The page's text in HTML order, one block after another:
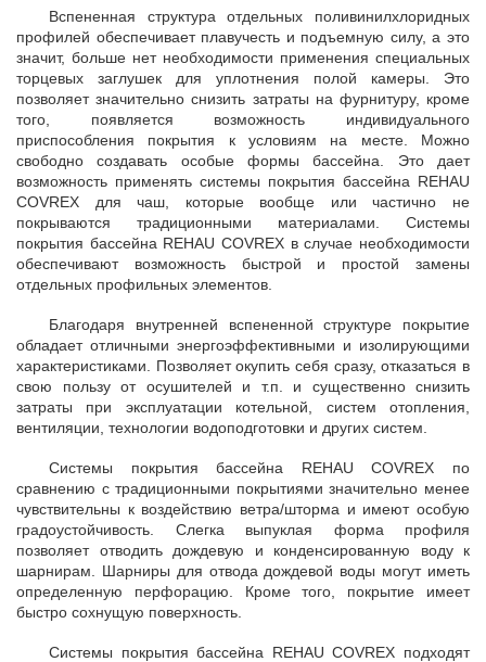
Вспененная структура отдельных поливинилхлоридных
профилей обеспечивает плавучесть и подъемную силу, а это
значит, больше нет необходимости применения специальных
торцевых заглушек для уплотнения полой камеры. Это
позволяет значительно снизить затраты на фурнитуру, кроме
того, появляется возможность индивидуального
приспособления покрытия к условиям на месте. Можно
свободно создавать особые формы бассейна. Это дает
возможность применять системы покрытия бассейна REHAU
COVREX для чаш, которые вообще или частично не
покрываются традиционными материалами. Системы
покрытия бассейна REHAU COVREX в случае необходимости
обеспечивают возможность быстрой и простой замены
отдельных профильных элементов.
Благодаря внутренней вспененной структуре покрытие
обладает отличными энергоэффективными и изолирующими
характеристиками. Позволяет окупить себя сразу, отказаться в
свою пользу от осушителей и т.п. и существенно снизить
затраты при эксплуатации котельной, систем отопления,
вентиляции, технологии водоподготовки и других систем.
Системы покрытия бассейна REHAU COVREX по
сравнению с традиционными покрытиями значительно менее
чувствительны к воздействию ветра/шторма и имеют особую
градоустойчивость. Слегка выпуклая форма профиля
позволяет отводить дождевую и конденсированную воду к
шарнирам. Шарниры для отвода дождевой воды могут иметь
определенную перфорацию. Кроме того, покрытие имеет
быстро сохнущую поверхность.
Системы покрытия бассейна REHAU COVREX подходят